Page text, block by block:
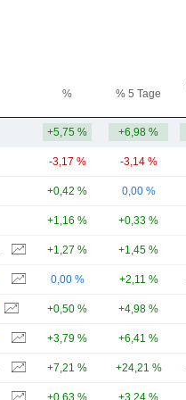
% % 5 Tage
+5,75 % +6,98 %
-3,17 % -3,14 %
+0,42 % 0,00 %
+1,16 % +0,33 %
+1,27 % +1,45 %
0,00 % +2,11 %
+0,50 % +4,98 %
+3,79 % +6,41 %
+7,21 % +24,21 %
+0,63 % +3,24 %